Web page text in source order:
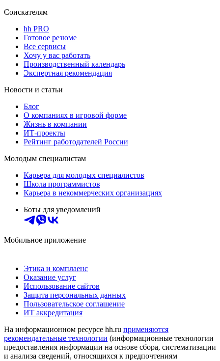
Соискателям
hh PRO
Готовое резюме
Все сервисы
Хочу у вас работать
Производственный календарь
Экспертная рекомендация
Новости и статьи
Блог
О компаниях в игровой форме
Жизнь в компании
ИТ-проекты
Рейтинг работодателей России
Молодым специалистам
Карьера для молодых специалистов
Школа программистов
Карьера в некоммерческих организациях
Боты для уведомлений
Мобильное приложение
Этика и комплаенс
Оказание услуг
Использование сайтов
Защита персональных данных
Пользовательское соглашение
ИТ аккредитация
На информационном ресурсе hh.ru применяются
рекомендательные технологии (информационные технологии
предоставления информации на основе сбора, систематизации
и анализа сведений, относящихся к предпочтениям